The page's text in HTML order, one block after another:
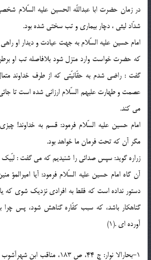
در زمان حضرت ابا عبداللّه الحسين عليه السّلام
شدّاد ليثى ، دچار بيمارى و تب سختى شده بود.
امام حسين عليه السّلام به جهت عيادت و ديدار او
كه حضرت خواست وارد منزل شود بلافاصله تب او
گفت : راضى شدم به حقّانيّتى كه از طرف خداوند
عصمت و طهارت عليهم السّلام ارزانى شده است تا
مى كند.
امام حسين عليه السّلام فرمود: قسم به خداوند!
مگر آن كه تحت فرمان ما خواهد بود.
زراره گويد: سپس صدائى را شنيديم كه مى گفت : لبّيك
آن گاه امام حسين عليه السّلام فرمود: آيا اميرالمؤ
دستور نداده است كه فقط به افرادى نزديك شوى كه
گناهكار باشد، كه سبب كفّاره گناهش شود، پس
آورده اى .(1)